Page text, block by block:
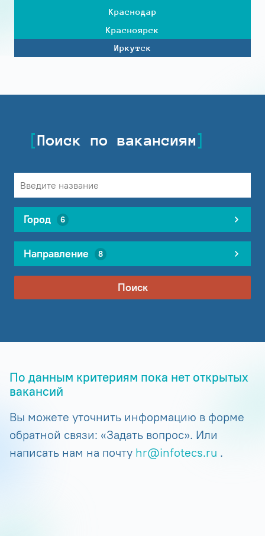
Краснодар
Красноярск
Иркутск
Поиск по вакансиям
Город 6
Направление 8
Поиск
По данным критериям пока нет открытых
вакансий
Вы можете уточнить информацию в форме
обратной связи: «Задать вопрос». Или
написать нам на почту hr@infotecs.ru .